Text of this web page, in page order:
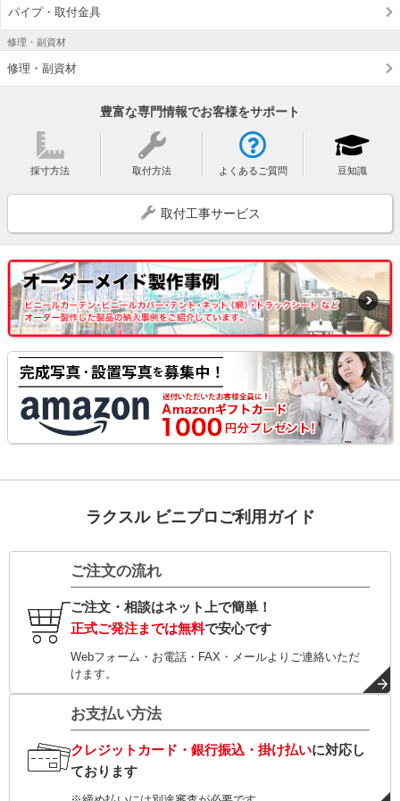
パイプ・取付金具
修理・副資材
修理・副資材
豊富な専門情報でお客様をサポート
採寸方法 取付方法 よくあるご質問 豆知識
取付工事サービス
ラクスル ビニプロご利用ガイド
ご注文の流れ
ご注文・相談はネット上で簡単！
正式ご発注までは無料で安心です
Webフォーム・お電話・FAX・メールよりご連絡いただ
けます。
お支払い方法
クレジットカード・銀行振込・掛け払いに対応し
ております